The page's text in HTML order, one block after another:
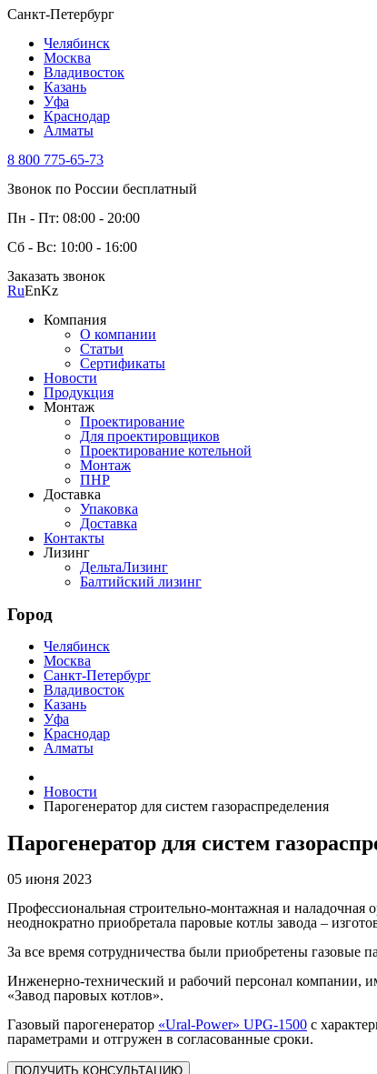
Санкт-Петербург
Челябинск
Москва
Владивосток
Казань
Уфа
Краснодар
Алматы
8 800 775-65-73
Звонок по России бесплатный
Пн - Пт: 08:00 - 20:00
Сб - Вс: 10:00 - 16:00
Заказать звонок
RuEnKz
Компания
О компании
Статьи
Сертификаты
Новости
Продукция
Монтаж
Проектирование
Для проектировщиков
Проектирование котельной
Монтаж
ПНР
Доставка
Упаковка
Доставка
Контакты
Лизинг
ДельтаЛизинг
Балтийский лизинг
Город
Челябинск
Москва
Санкт-Петербург
Владивосток
Казань
Уфа
Краснодар
Алматы
Новости
Парогенератор для систем газораспределения
Парогенератор для систем
05 июня 2023
Профессиональная строительно-монтажная и наладочная
неоднократно приобретала паровые котлы завода –
За все время сотрудничества были приобретены газовые
Инженерно-технический и рабочий персонал компании,
«Завод паровых котлов».
Газовый парогенератор «Ural-Power» UPG-1500 с
параметрами и отгружен в согласованные сроки.
ПОЛУЧИТЬ КОНСУЛЬТАЦИЮ